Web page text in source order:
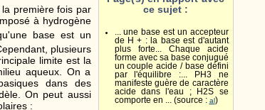
ce sujet :
... une base est un accepteur
de H + : la base est d'autant
plus forte... Chaque acide
forme avec sa base conjugué
un couple acide / base défini
par l'équilibre :... PH3 ne
manifeste guère de caractère
acide dans l'eau ; H2S se
comporte en ... (source : al)
première fois par
à hydrogène
base est un
plusieurs
limite est la
aqueux. On a
dans des
On peut aussi
: